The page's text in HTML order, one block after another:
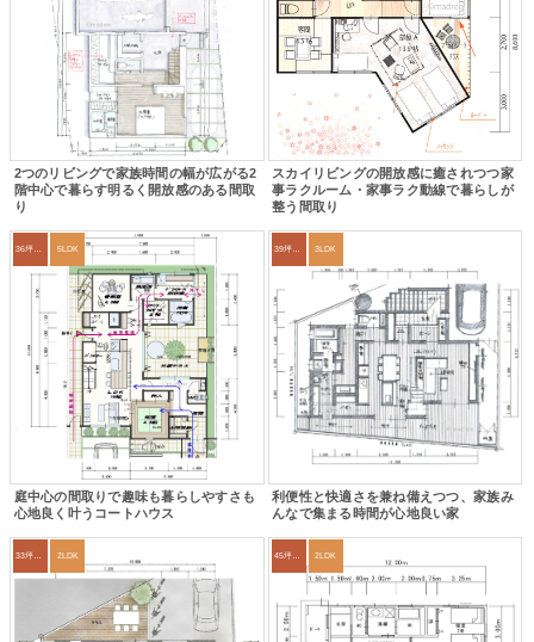
2つのリビングで家族時間の幅が広がる2
階中心で暮らす明るく開放感のある間取
り
スカイリビングの開放感に癒されつつ家
事ラクルーム・家事ラク動線で暮らしが
整う間取り
5LDK
庭中心の間取りで趣味も暮らしやすさも
心地良く叶うコートハウス
39坪～42坪 3LDK
利便性と快適さを兼ね備えつつ、家族み
んなで集まる時間が心地良い家
2LDK 45坪～49坪 2LDK